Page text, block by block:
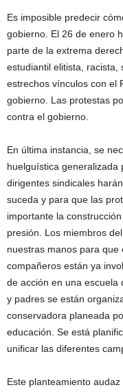
Es imposible predecir
gobierno. El 26 de enero
parte de la extrema
estudiantil elitista, racista,
estrechos vínculos con el
gobierno. Las protestas
contra el gobierno.
En última instancia, se
huelguística generalizada
dirigentes sindicales
suceda y para que las
importante la
presión. Los miembros
nuestras manos para
compañeros están ya
de acción en una escuela
y padres se están
conservadora planeada
educación. Se está
unificar las diferentes
Este planteamiento